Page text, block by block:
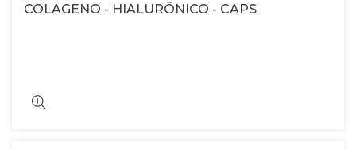
COLAGENO - HIALURÔNICO - CAPS